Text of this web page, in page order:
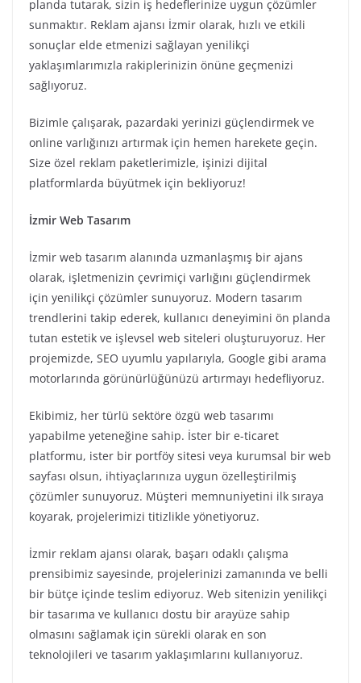
planda tutarak, sizin iş hedeflerinize uygun çözümler
sunmaktır. Reklam ajansı İzmir olarak, hızlı ve etkili
sonuçlar elde etmenizi sağlayan yenilikçi
yaklaşımlarımızla rakiplerinizin önüne geçmenizi
sağlıyoruz.
Bizimle çalışarak, pazardaki yerinizi güçlendirmek ve
online varlığınızı artırmak için hemen harekete geçin.
Size özel reklam paketlerimizle, işinizi dijital
platformlarda büyütmek için bekliyoruz!
İzmir Web Tasarım
İzmir web tasarım alanında uzmanlaşmış bir ajans
olarak, işletmenizin çevrimiçi varlığını güçlendirmek
için yenilikçi çözümler sunuyoruz. Modern tasarım
trendlerini takip ederek, kullanıcı deneyimini ön planda
tutan estetik ve işlevsel web siteleri oluşturuyoruz. Her
projemizde, SEO uyumlu yapılarıyla, Google gibi arama
motorlarında görünürlüğünüzü artırmayı hedefliyoruz.
Ekibimiz, her türlü sektöre özgü web tasarımı
yapabilme yeteneğine sahip. İster bir e-ticaret
platformu, ister bir portföy sitesi veya kurumsal bir web
sayfası olsun, ihtiyaçlarınıza uygun özelleştirilmiş
çözümler sunuyoruz. Müşteri memnuniyetini ilk sıraya
koyarak, projelerimizi titizlikle yönetiyoruz.
İzmir reklam ajansı olarak, başarı odaklı çalışma
prensibimiz sayesinde, projelerinizi zamanında ve belli
bir bütçe içinde teslim ediyoruz. Web sitenizin yenilikçi
bir tasarıma ve kullanıcı dostu bir arayüze sahip
olmasını sağlamak için sürekli olarak en son
teknolojileri ve tasarım yaklaşımlarını kullanıyoruz.